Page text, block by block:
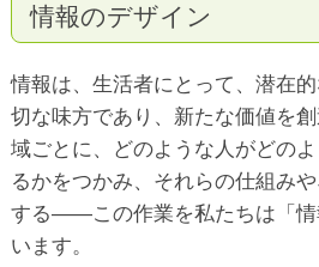
情報のデザイン
情報は、生活者にとって、潜在
切な味方であり、新たな価値を
域ごとに、どのような人がどの
るかをつかみ、それらの仕組み
する――この作業を私たちは「情
います。